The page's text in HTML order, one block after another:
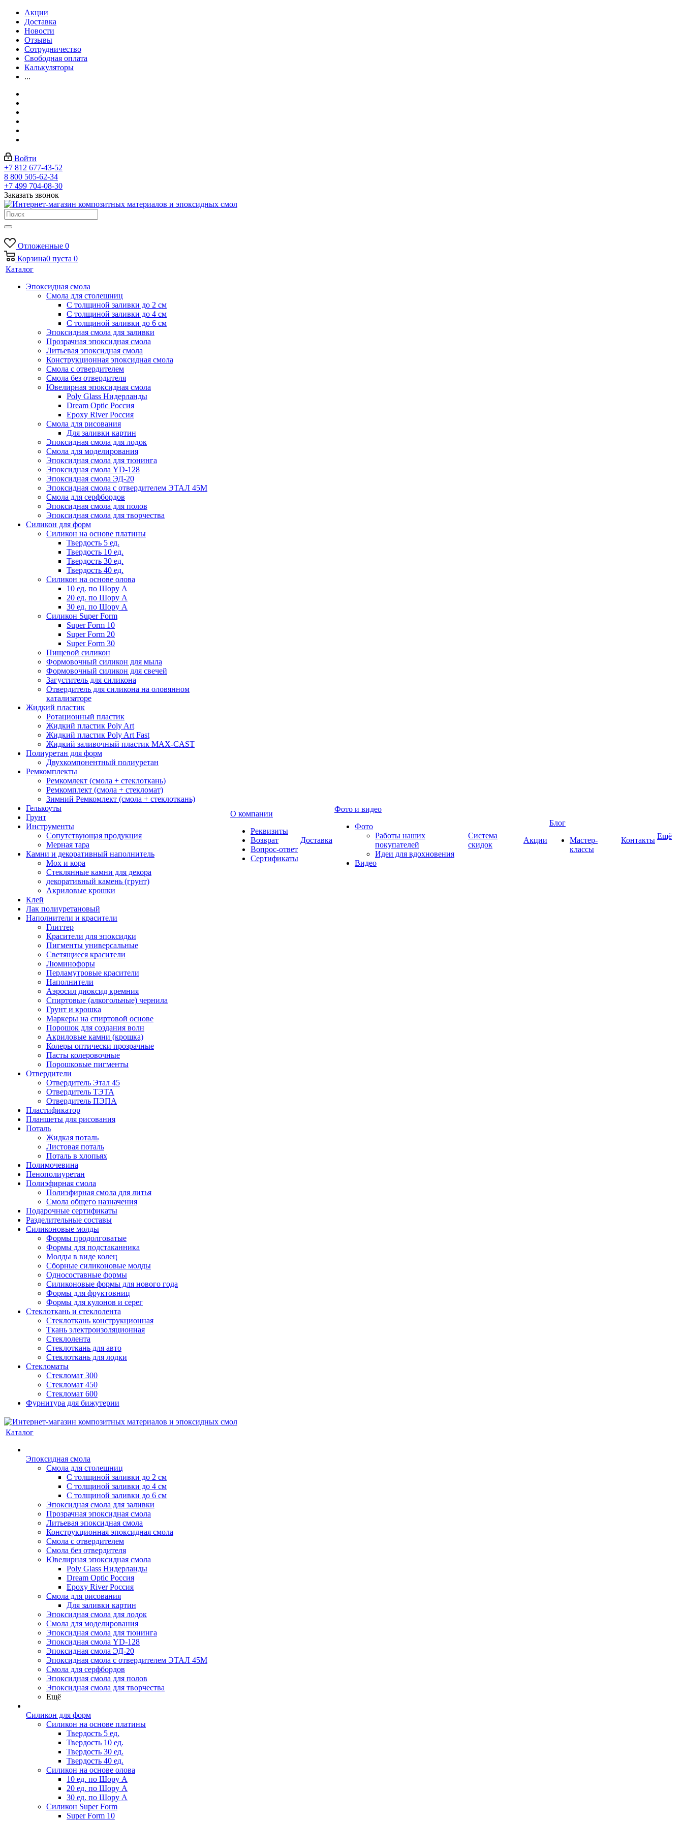
Акции
Доставка
Новости
Отзывы
Сотрудничество
Свободная оплата
Калькуляторы
...
Войти
+7 812 677-43-52
8 800 505-62-34
+7 499 704-08-30
Заказать звонок
Отложенные 0
Корзина0 пуста 0
Каталог
Эпоксидная смола
Смола для столешниц
С толщиной заливки до 2 см
С толщиной заливки до 4 см
С толщиной заливки до 6 см
Эпоксидная смола для заливки
Прозрачная эпоксидная смола
Литьевая эпоксидная смола
Конструкционная эпоксидная смола
Смола с отвердителем
Смола без отвердителя
Ювелирная эпоксидная смола
Poly Glass Нидерланды
Dream Optic Россия
Epoxy River Россия
Смола для рисования
Для заливки картин
Эпоксидная смола для лодок
Смола для моделирования
Эпоксидная смола для тюнинга
Эпоксидная смола YD-128
Эпоксидная смола ЭД-20
Эпоксидная смола с отвердителем ЭТАЛ 45М
Смола для серфбордов
Эпоксидная смола для полов
Эпоксидная смола для творчества
Силикон для форм
Силикон на основе платины
Твердость 5 ед.
Твердость 10 ед.
Твердость 30 ед.
Твердость 40 ед.
Силикон на основе олова
10 ед. по Шору А
20 ед. по Шору А
30 ед. по Шору А
Силикон Super Form
Super Form 10
Super Form 20
Super Form 30
Пищевой силикон
Формовочный силикон для мыла
Формовочный силикон для свечей
Загуститель для силикона
Отвердитель для силикона на оловянном
катализаторе
Жидкий пластик
Ротационный пластик
Жидкий пластик Poly Art
Жидкий пластик Poly Art Fast
Жидкий заливочный пластик MAX-CAST
Полиуретан для форм
Двухкомпонентный полиуретан
Ремкомплекты
Ремкомлект (смола + стеклоткань)
Ремкомплект (смола + стекломат)
Зимний Ремкомлект (смола + стеклоткань)
Гелькоуты
Грунт
Инструменты
Сопутствующая продукция
Мерная тара
Камни и декоративный наполнитель
Мох и кора
Стеклянные камни для декора
декоративный камень (грунт)
Акриловые крошки
Клей
Лак полиуретановый
Наполнители и красители
Глиттер
Красители для эпоксидки
Пигменты универсальные
Светящиеся красители
Люминофоры
Перламутровые красители
Наполнители
Аэросил диоксид кремния
Спиртовые (алкогольные) чернила
Грунт и крошка
Маркеры на спиртовой основе
Порошок для создания волн
Акриловые камни (крошка)
Колеры оптически прозрачные
Пасты колеровочные
Порошковые пигменты
Отвердители
Отвердитель Этал 45
Отвердитель ТЭТА
Отвердитель ПЭПА
Пластификатор
Планшеты для рисования
Поталь
Жидкая поталь
Листовая поталь
Поталь в хлопьях
Полимочевина
Пенополиуретан
Полиэфирная смола
Полиэфирная смола для литья
Смола общего назначения
Подарочные сертификаты
Разделительные составы
Силиконовые молды
Формы продолговатые
Формы для подстаканника
Молды в виде колец
Сборные силиконовые молды
Односоставные формы
Силиконовые формы для нового года
Формы для фруктовниц
Формы для кулонов и серег
Стеклоткань и стеклолента
Стеклоткань конструкционная
Ткань электроизоляционная
Стеклолента
Стеклоткань для авто
Стеклоткань для лодки
Стекломаты
Стекломат 300
Стекломат 450
Стекломат 600
Фурнитура для бижутерии
О компании
Реквизиты
Возврат
Вопрос-ответ
Сертификаты
Доставка
Фото и видео
Фото
Работы наших
покупателей
Идеи для вдохновения
Видео
Система
скидок
Акции
Блог
Мастер-
классы
Контакты Ещё
Каталог
Эпоксидная смола
Смола для столешниц
С толщиной заливки до 2 см
С толщиной заливки до 4 см
С толщиной заливки до 6 см
Эпоксидная смола для заливки
Прозрачная эпоксидная смола
Литьевая эпоксидная смола
Конструкционная эпоксидная смола
Смола с отвердителем
Смола без отвердителя
Ювелирная эпоксидная смола
Poly Glass Нидерланды
Dream Optic Россия
Epoxy River Россия
Смола для рисования
Для заливки картин
Эпоксидная смола для лодок
Смола для моделирования
Эпоксидная смола для тюнинга
Эпоксидная смола YD-128
Эпоксидная смола ЭД-20
Эпоксидная смола с отвердителем ЭТАЛ 45М
Смола для серфбордов
Эпоксидная смола для полов
Эпоксидная смола для творчества
Ещё
Силикон для форм
Силикон на основе платины
Твердость 5 ед.
Твердость 10 ед.
Твердость 30 ед.
Твердость 40 ед.
Силикон на основе олова
10 ед. по Шору А
20 ед. по Шору А
30 ед. по Шору А
Силикон Super Form
Super Form 10